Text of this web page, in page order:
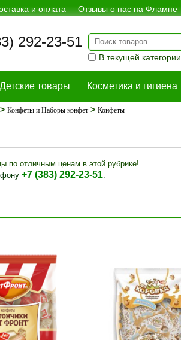
и оплата Отзывы о нас на Флампе
292-23-51
В текущей категории
Детские товары Косметика и гигиена
>Конфеты и Наборы конфет >Конфеты
по отличным ценам в этой рубрике!
+7 (383) 292-23-51.